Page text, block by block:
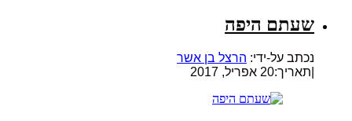
שעתם היפה
נכתב על-ידי: הרצל בן אשר
תאריך:20 אפריל, 2017